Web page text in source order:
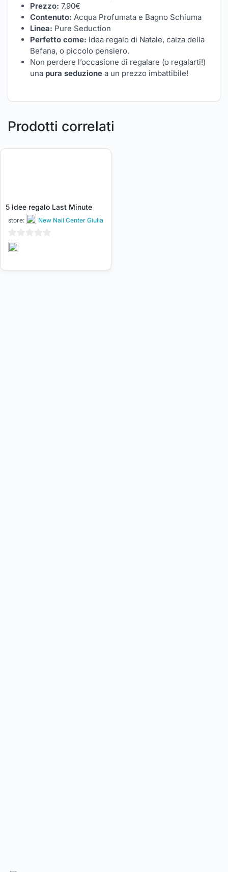
Prezzo: 7,90€
Contenuto: Acqua Profumata e Bagno Schiuma
Linea: Pure Seduction
Perfetto come: Idea regalo di Natale, calza della
Befana, o piccolo pensiero.
Non perdere l’occasione di regalare (o regalarti!)
una pura seduzione a un prezzo imbattibile!
Prodotti correlati
5 Idee regalo Last Minute
store: New Nail Center Giulia
0
5